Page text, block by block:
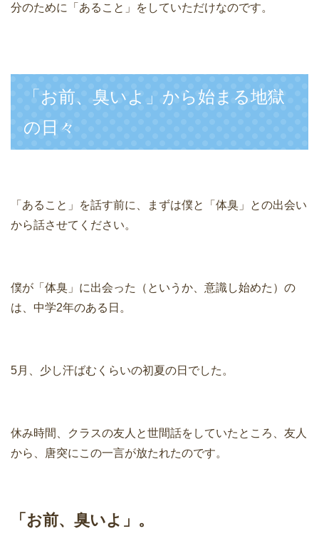
分のために「あること」をしていただけなのです。
「お前、臭いよ」から始まる地獄
の日々
「あること」を話す前に、まずは僕と「体臭」との出会い
から話させてください。
僕が「体臭」に出会った（というか、意識し始めた）の
は、中学2年のある日。
5月、少し汗ばむくらいの初夏の日でした。
休み時間、クラスの友人と世間話をしていたところ、友人
から、唐突にこの一言が放たれたのです。
「お前、臭いよ」。